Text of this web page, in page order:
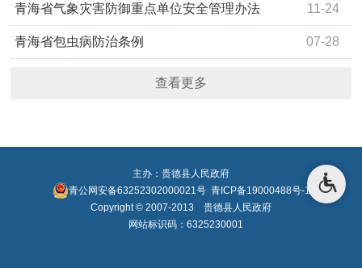
11-24
青海省气象灾害防御重点单位安全管理办法
07-28
青海省包虫病防治条例
查看更多
主办：贵德县人民政府
青公网安备63252302000021号 青ICP备19000488号-1
Copyright © 2007-2013 贵德县人民政府
网站标识码：6325230001